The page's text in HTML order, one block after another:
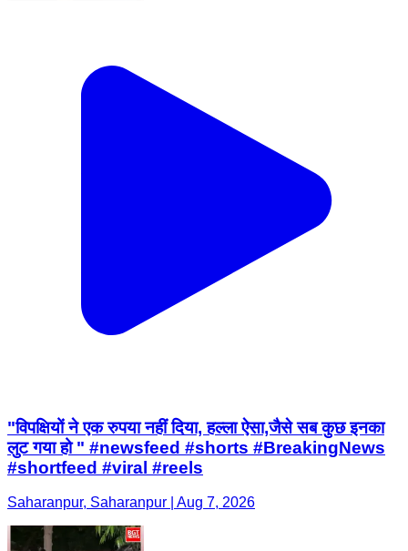
"विपक्षियों ने एक रुपया नहीं दिया, हल्ला ऐसा,जैसे सब कुछ इनका
लुट गया हो " #newsfeed #shorts #BreakingNews
#shortfeed #viral #reels
Saharanpur, Saharanpur | Aug 7, 2026